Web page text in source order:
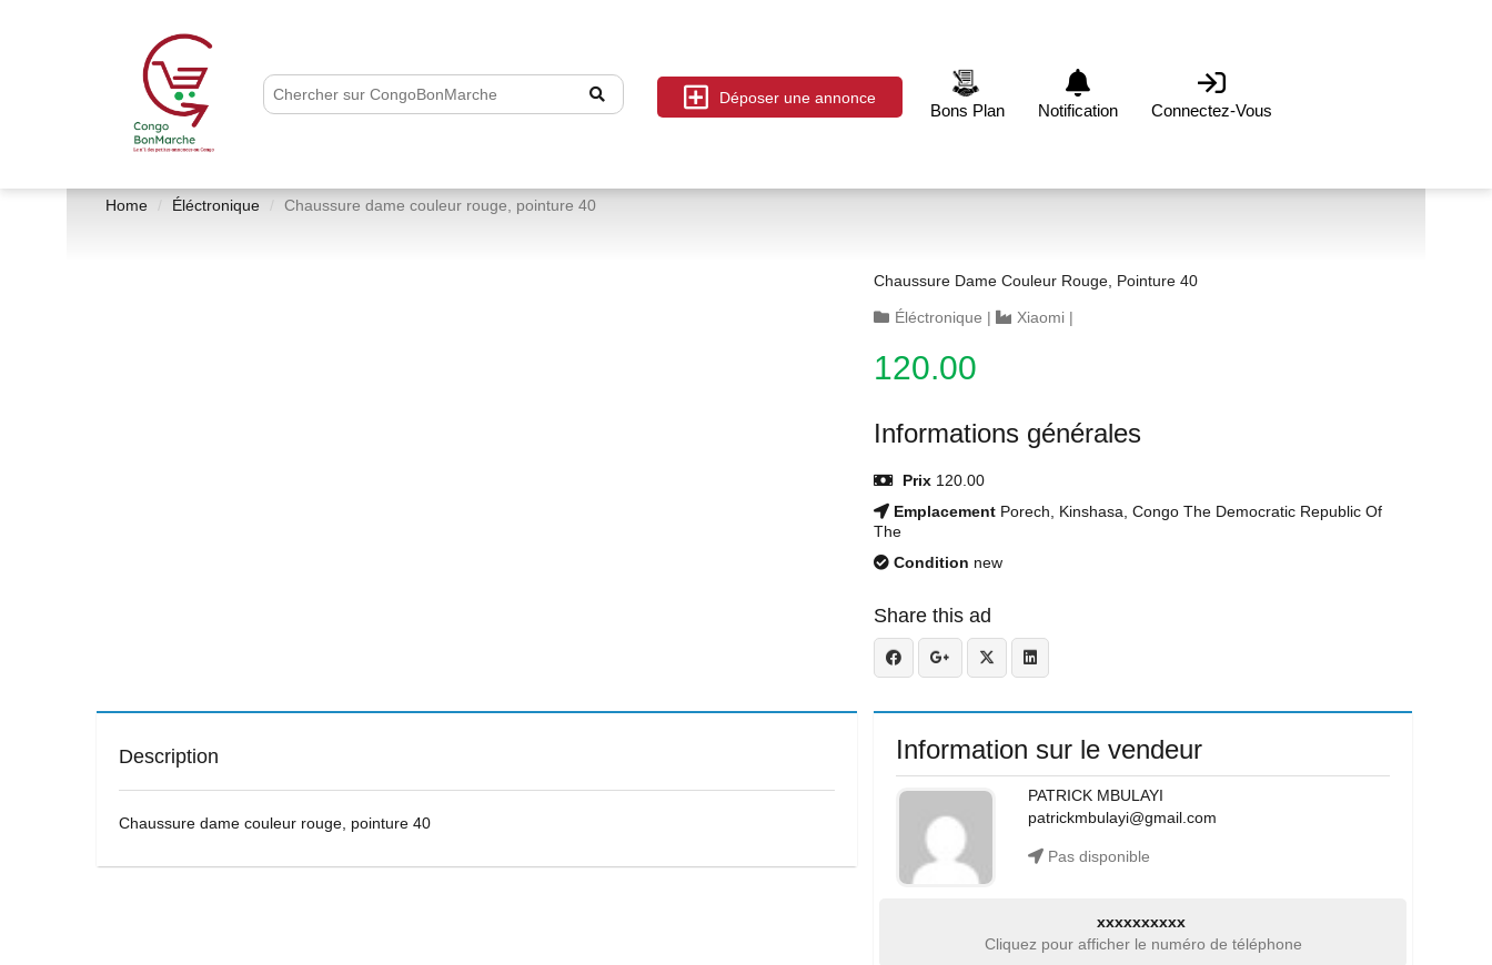
Déposer une annonce
Bons Plan Notification Connectez-Vous
Home Éléctronique Chaussure dame couleur rouge, pointure 40
Chaussure Dame Couleur Rouge, Pointure 40
Éléctronique | Xiaomi |
120.00
Informations générales
Prix 120.00
Emplacement Porech, Kinshasa, Congo The Democratic Republic Of
The
Condition new
Share this ad
Description
Chaussure dame couleur rouge, pointure 40
Information sur le vendeur
PATRICK MBULAYI
patrickmbulayi@gmail.com
Pas disponible
xxxxxxxxxx
Cliquez pour afficher le numéro de téléphone